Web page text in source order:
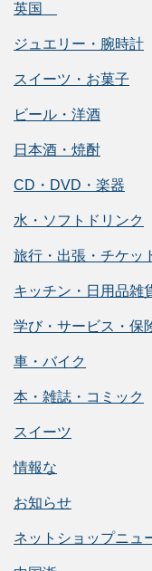
英国
ジュエリー・腕時計
スイーツ・お菓子
ビール・洋酒
日本酒・焼酎
CD・DVD・楽器
水・ソフトドリンク
旅行・出張・チケッ
キッチン・日用品雑
学び・サービス・保
車・バイク
本・雑誌・コミック
スイーツ
情報な
お知らせ
ネットショップニュ